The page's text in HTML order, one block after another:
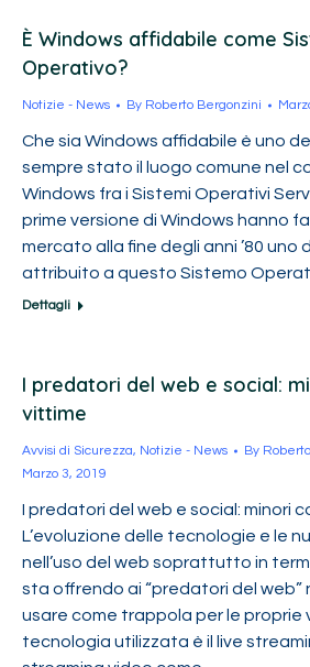
È Windows affidabile come
Operativo?
Notizie - News By Roberto Bergonzini
Che sia Windows affidabile è uno
sempre stato il luogo comune nel
Windows fra i Sistemi Operativi
prime versione di Windows hanno
mercato alla fine degli anni ’80 uno
attribuito a questo Sistemo
Dettagli
I predatori del web e social:
vittime
Avvisi di Sicurezza, Notizie - News By
Marzo 3, 2019
I predatori del web e social: minori
L’evoluzione delle tecnologie e le
nell’uso del web soprattutto in
sta offrendo ai “predatori del web”
usare come trappola per le proprie
tecnologia utilizzata è il live